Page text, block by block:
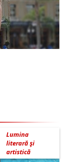
Lumina
literară şi
artistică